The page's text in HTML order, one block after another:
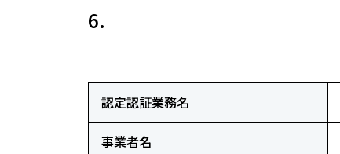
6.
認定認証業務名
事業者名